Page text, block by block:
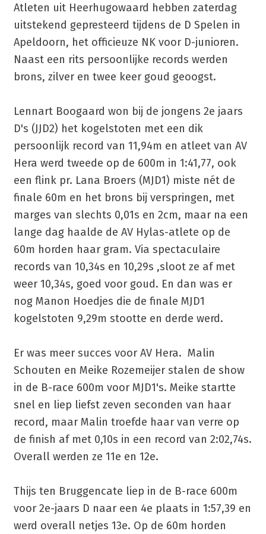
Atleten uit Heerhugowaard hebben zaterdag
uitstekend gepresteerd tijdens de D Spelen in
Apeldoorn, het officieuze NK voor D-junioren.
Naast een rits persoonlijke records werden
brons, zilver en twee keer goud geoogst.
Lennart Boogaard won bij de jongens 2e jaars
D's (JJD2) het kogelstoten met een dik
persoonlijk record van 11,94m en atleet van AV
Hera werd tweede op de 600m in 1:41,77, ook
een flink pr. Lana Broers (MJD1) miste nét de
finale 60m en het brons bij verspringen, met
marges van slechts 0,01s en 2cm, maar na een
lange dag haalde de AV Hylas-atlete op de
60m horden haar gram. Via spectaculaire
records van 10,34s en 10,29s ,sloot ze af met
weer 10,34s, goed voor goud. En dan was er
nog Manon Hoedjes die de finale MJD1
kogelstoten 9,29m stootte en derde werd.
Er was meer succes voor AV Hera. Malin
Schouten en Meike Rozemeijer stalen de show
in de B-race 600m voor MJD1's. Meike startte
snel en liep liefst zeven seconden van haar
record, maar Malin troefde haar van verre op
de finish af met 0,10s in een record van 2:02,74s.
Overall werden ze 11e en 12e.
Thijs ten Bruggencate liep in de B-race 600m
voor 2e-jaars D naar een 4e plaats in 1:57,39 en
werd overall netjes 13e. Op de 60m horden